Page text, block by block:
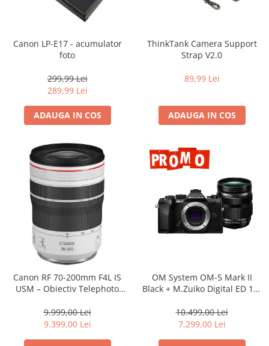
Canon LP-E17 - acumulator
foto
299,99 Lei
289,99 Lei
ADAUGA IN COS
ThinkTank Camera Support
Strap V2.0
89,99 Lei
ADAUGA IN COS
Canon RF 70-200mm F4L IS
USM – Obiectiv Telephoto
9.999,00 Lei
9.399,00 Lei
OM System OM-5 Mark II
Black + M.Zuiko Digital ED 12-
camera mirrorless Micro Four
Thirds 20.4MP
10.499,00 Lei
7.299,00 Lei